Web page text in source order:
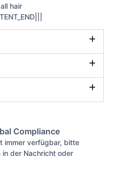
hair
Compliance
immer verfügbar, bitte
in der Nachricht oder